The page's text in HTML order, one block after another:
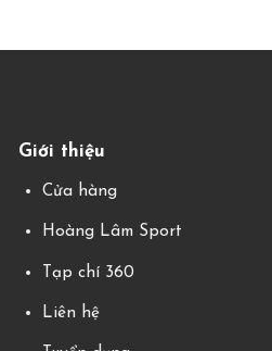
Giới thiệu
Cửa hàng
Hoàng Lâm Sport
Tạp chí 360
Liên hệ